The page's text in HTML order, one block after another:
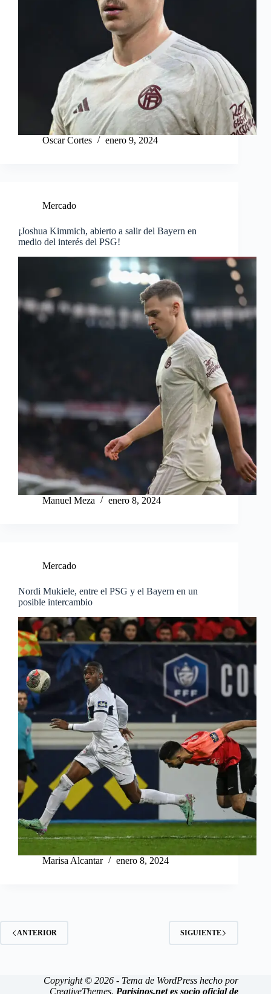
Oscar Cortes enero 9, 2024
Mercado
¡Joshua Kimmich, abierto a salir del Bayern en
medio del interés del PSG!
Manuel Meza enero 8, 2024
Mercado
Nordi Mukiele, entre el PSG y el Bayern en un
posible intercambio
Marisa Alcantar enero 8, 2024
ANTERIOR SIGUIENTE
Copyright © 2026 - Tema de WordPress hecho por
CreativeThemes. Parisinos.net es socio oficial de